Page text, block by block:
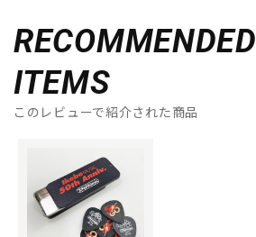
RECOMMENDED
ITEMS
このレビューで紹介された商品